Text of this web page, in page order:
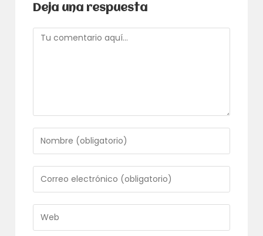
Deja una respuesta
Comentario
tu
nombre
o
nombre
de
usuario
para
comentar
tu
dirección
de
correo
electrónico